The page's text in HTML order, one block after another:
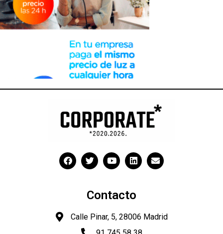
Contacto
Calle Pinar, 5, 28006 Madrid